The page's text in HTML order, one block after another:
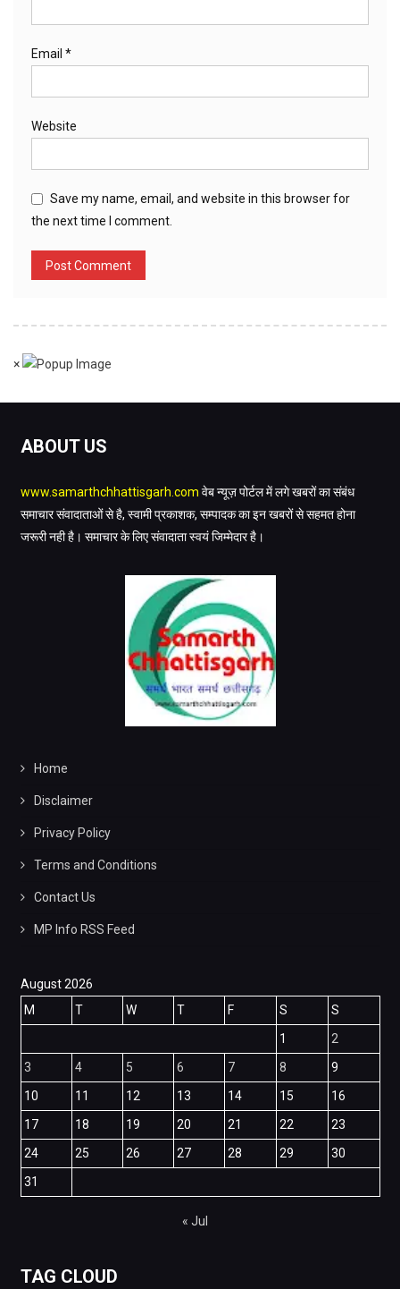
Email *
Website
Save my name, email, and website in this browser for
the next time I comment.
×
ABOUT US
www.samarthchhattisgarh.com वेब न्यूज़ पोर्टल में लगे खबरों का संबंध
समाचार संवादाताओं से है, स्वामी प्रकाशक, सम्पादक का इन खबरों से सहमत होना
जरूरी नही है। समाचार के लिए संवादाता स्वयं जिम्मेदार है।
Home
Disclaimer
Privacy Policy
Terms and Conditions
Contact Us
MP Info RSS Feed
August 2026
M
T W T F S
S
1
2
3
4 5 6 7 8
9
10
11 12 13 14 15
16
17
18 19 20 21 22
23
24
25 26 27 28 29
30
31
« Jul
TAG CLOUD